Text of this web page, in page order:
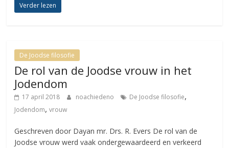
Verder lezen
De Joodse filosofie
De rol van de Joodse vrouw in het
Jodendom
17 april 2018 noachiedeno De Joodse filosofie,
Jodendom,vrouw
Geschreven door Dayan mr. Drs. R. Evers De rol van de
Joodse vrouw werd vaak ondergewaardeerd en verkeerd